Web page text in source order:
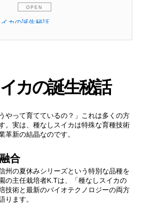
カの誕生秘話
のポイント
外見でわかる甘さの特徴
カの誕生秘話
やって育てているの？」これは多くの方
。実は、種なしスイカは特殊な育種技術
革新の結晶なのです。
合
州の夏休みシリーズという特別な品種を
の主任栽培者K.Tは、「種なしスイカの
技術と最新のバイオテクノロジーの両方
ります。